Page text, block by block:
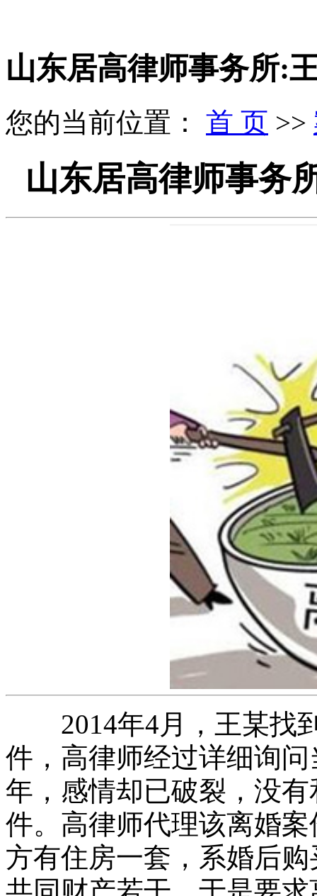
山东居高律师事务所:
您的当前位置： 首 页 >>
山东居高律师事务
2014年4月，王某找
件，高律师经过详细询
年，感情却已破裂，没
件。高律师代理该离婚
方有住房一套，系婚后